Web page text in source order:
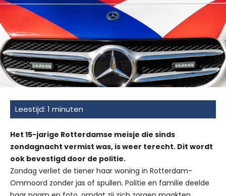
Het 15-jarige Rotterdamse meisje die sinds
zondagnacht vermist was, is weer terecht. Dit wordt
ook bevestigd door de politie.
Zondag verliet de tiener haar woning in Rotterdam-
Ommoord zonder jas of spullen. Politie en familie deelde